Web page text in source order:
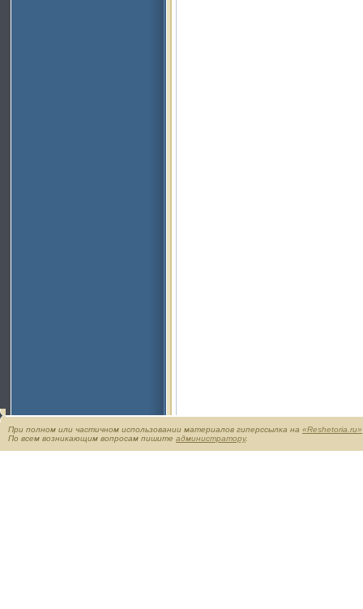
При полном или частичном использовании материалов гиперссылка на «Reshetoria.ru»
По всем возникающим вопросам пишите администратору.